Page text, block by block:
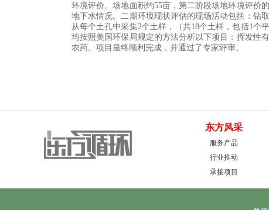
环境评价。场地面积约55亩，第二阶段场地环境评价
地下水情况。二期环境现状评估的现场活动包括：钻取
从每个土孔中采集2个土样，（共18个土样，包括1个
均按照美国环保局规定的方法分析以下项目：挥发性
农药。项目最终顺利完成，并通过了专家评审。
东方风采
服务产品
行业推动
承接项目